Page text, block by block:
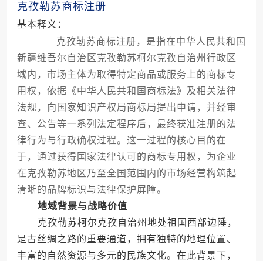
克孜勒苏商标注册
基本释义：
克孜勒苏商标注册，是指在中华人民共和国
新疆维吾尔自治区克孜勒苏柯尔克孜自治州行政区
域内，市场主体为取得特定商品或服务上的商标专
用权，依据《中华人民共和国商标法》及相关法律
法规，向国家知识产权局商标局提出申请，并经审
查、公告等一系列法定程序后，最终获准注册的法
律行为与行政确权过程。这一过程的核心目的在
于，通过获得国家法律认可的商标专用权，为企业
在克孜勒苏地区乃至全国范围内的市场经营构筑起
清晰的品牌标识与法律保护屏障。
地域背景与战略价值
克孜勒苏柯尔克孜自治州地处祖国西部边陲，
是古丝绸之路的重要通道，拥有独特的地理位置、
丰富的自然资源与多元的民族文化。在此背景下，